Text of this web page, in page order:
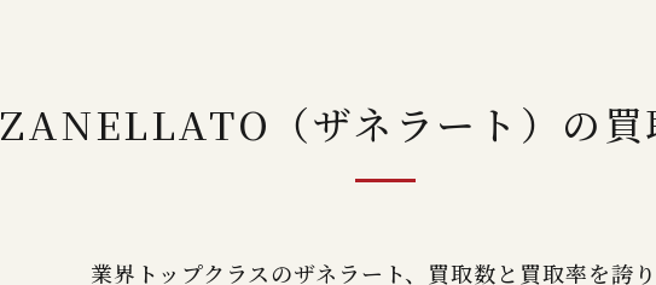
ZANELLATO（ザネラート）の
業界トップクラスのザネラート、買取数と買取率を誇